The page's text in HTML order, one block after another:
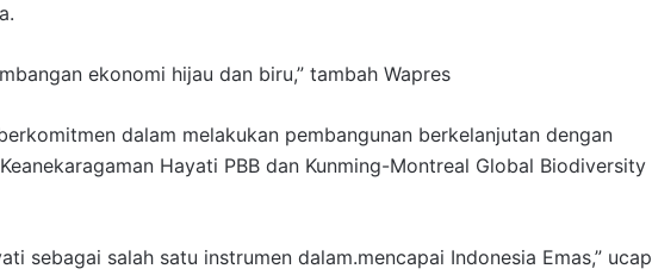
ekonomi hijau dan biru,” tambah Wapres
dalam melakukan pembangunan berkelanjutan dengan
Hayati PBB dan Kunming-Montreal Global Biodiversity
sebagai salah satu instrumen dalam.mencapai Indonesia Emas,” ucap